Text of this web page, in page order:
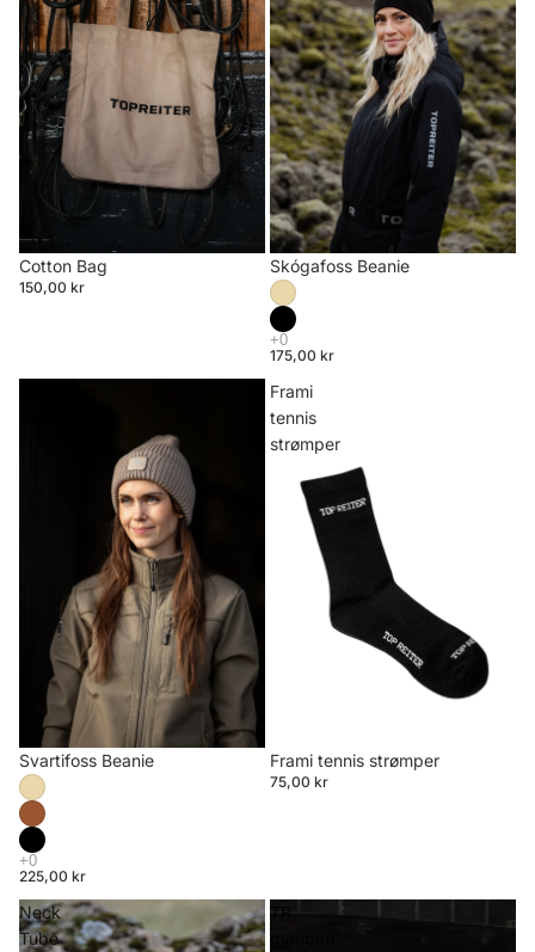
Cotton Bag
150,00 kr
Skógafoss Beanie
175,00 kr
Svartifoss Beanie
225,00 kr
Frami
tennis
strømper
Udsolgt
Frami tennis strømper
75,00 kr
Neck
Tube
TR